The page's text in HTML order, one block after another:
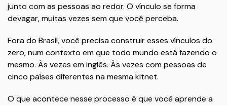
junto com as pessoas ao redor. O vínculo se forma
devagar, muitas vezes sem que você perceba.
Fora do Brasil, você precisa construir esses vínculos do
zero, num contexto em que todo mundo está fazendo o
mesmo. Às vezes em inglês. Às vezes com pessoas de
cinco países diferentes na mesma kitnet.
O que acontece nesse processo é que você aprende a